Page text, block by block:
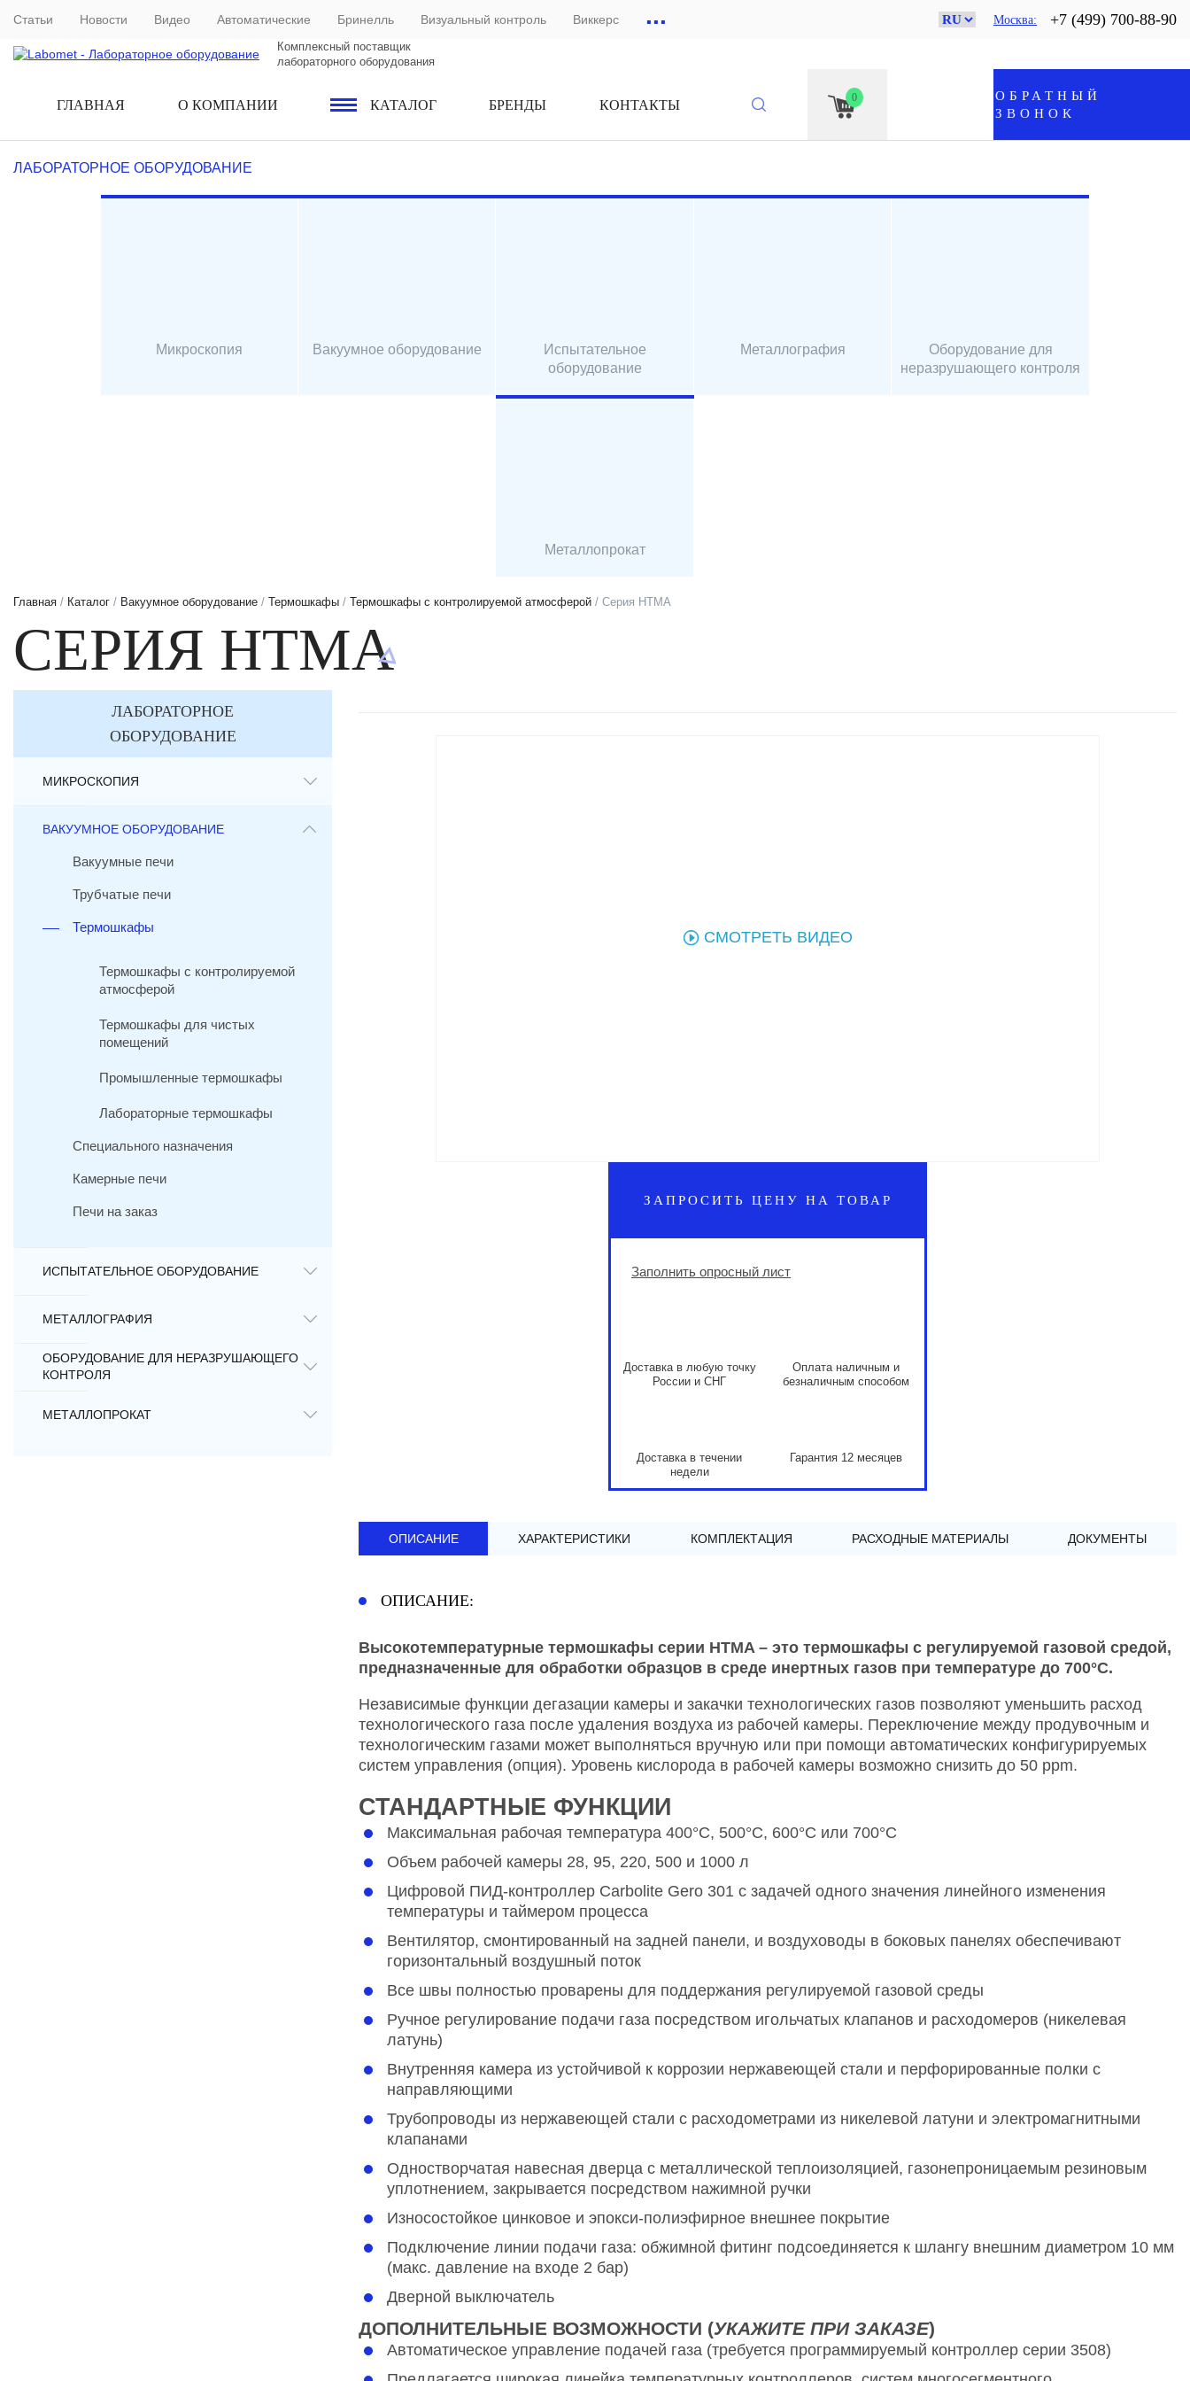
Статьи Новости Видео Автоматические Бринелль Визуальный контроль Виккерс ... Москва +7 (499) 700-88-90
Комплексный поставщик
лабораторного оборудования
ГЛАВНАЯ О КОМПАНИИ КАТАЛОГ БРЕНДЫ КОНТАКТЫ 0
ОБРАТНЫЙ
ЗВОНОК
ЛАБОРАТОРНОЕ ОБОРУДОВАНИЕ
Микроскопия Вакуумное оборудование
Испытательное
оборудование
Металлография
Оборудование для
неразрушающего контроля
Металлопрокат
Главная / Каталог / Вакуумное оборудование / Термошкафы / Термошкафы с контролируемой атмосферой / Серия HTMA
СЕРИЯ HTMA
СМОТРЕТЬ ВИДЕО
ЗАПРОСИТЬ ЦЕНУ НА ТОВАР
Заполнить опросный лист
Доставка в любую точку
России и СНГ
Оплата наличным и
безналичным способом
Доставка в течении
недели
Гарантия 12 месяцев
ОПИСАНИЕ ХАРАКТЕРИСТИКИ КОМПЛЕКТАЦИЯ РАСХОДНЫЕ МАТЕРИАЛЫ ДОКУМЕНТЫ
ОПИСАНИЕ:
Высокотемпературные термошкафы серии HTMA – это термошкафы с регулируемой газовой средой,
предназначенные для обработки образцов в среде инертных газов при температуре до 700°C.
Независимые функции дегазации камеры и закачки технологических газов позволяют уменьшить расход
технологического газа после удаления воздуха из рабочей камеры. Переключение между продувочным и
технологическим газами может выполняться вручную или при помощи автоматических конфигурируемых
систем управления (опция). Уровень кислорода в рабочей камеры возможно снизить до 50 ppm.
СТАНДАРТНЫЕ ФУНКЦИИ
Максимальная рабочая температура 400°C, 500°C, 600°C или 700°C
Объем рабочей камеры 28, 95, 220, 500 и 1000 л
Цифровой ПИД-контроллер Carbolite Gero 301 с задачей одного значения линейного изменения
температуры и таймером процесса
Вентилятор, смонтированный на задней панели, и воздуховоды в боковых панелях обеспечивают
горизонтальный воздушный поток
Все швы полностью проварены для поддержания регулируемой газовой среды
Ручное регулирование подачи газа посредством игольчатых клапанов и расходомеров (никелевая
латунь)
Внутренняя камера из устойчивой к коррозии нержавеющей стали и перфорированные полки с
направляющими
Трубопроводы из нержавеющей стали с расходометрами из никелевой латуни и электромагнитными
клапанами
Одностворчатая навесная дверца с металлической теплоизоляцией, газонепроницаемым резиновым
уплотнением, закрывается посредством нажимной ручки
Износостойкое цинковое и эпокси-полиэфирное внешнее покрытие
Подключение линии подачи газа: обжимной фитинг подсоединяется к шлангу внешним диаметром 10 мм
(макс. давление на входе 2 бар)
Дверной выключатель
ДОПОЛНИТЕЛЬНЫЕ ВОЗМОЖНОСТИ (УКАЖИТЕ ПРИ ЗАКАЗЕ)
Автоматическое управление подачей газа (требуется программируемый контроллер серии 3508)
ЛАБОРАТОРНОЕ
ОБОРУДОВАНИЕ
МИКРОСКОПИЯ
ВАКУУМНОЕ ОБОРУДОВАНИЕ
Вакуумные печи
Трубчатые печи
Термошкафы
Термошкафы с контролируемой
атмосферой
Термошкафы для чистых
помещений
Промышленные термошкафы
Лабораторные термошкафы
Специального назначения
Камерные печи
Печи на заказ
ИСПЫТАТЕЛЬНОЕ ОБОРУДОВАНИЕ
МЕТАЛЛОГРАФИЯ
ОБОРУДОВАНИЕ ДЛЯ НЕРАЗРУШАЮЩЕГО
КОНТРОЛЯ
МЕТАЛЛОПРОКАТ